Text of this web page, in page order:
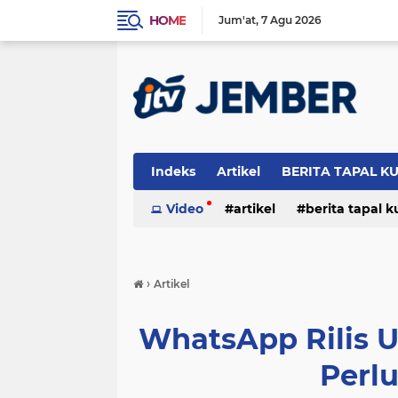
HOME Jum'at 7 Agu 2026
Indeks Artikel BERITA TAPAL
PERISTIWA
Video artikel berita tapal
› Artikel
WhatsApp Rilis